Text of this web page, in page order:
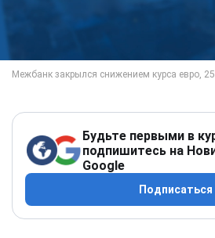
Будьте первыми в
подпишитесь на
Google
Подписаться